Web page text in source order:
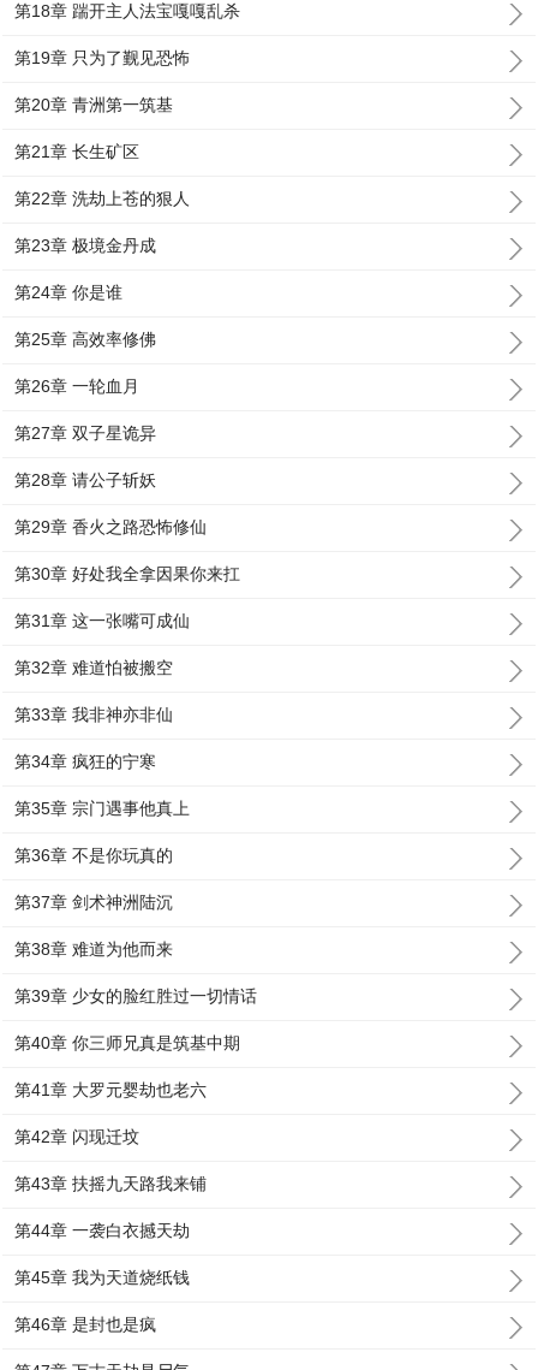
第18章 踹开主人法宝嘎嘎乱杀
第19章 只为了觐见恐怖
第20章 青洲第一筑基
第21章 长生矿区
第22章 洗劫上苍的狠人
第23章 极境金丹成
第24章 你是谁
第25章 高效率修佛
第26章 一轮血月
第27章 双子星诡异
第28章 请公子斩妖
第29章 香火之路恐怖修仙
第30章 好处我全拿因果你来扛
第31章 这一张嘴可成仙
第32章 难道怕被搬空
第33章 我非神亦非仙
第34章 疯狂的宁寒
第35章 宗门遇事他真上
第36章 不是你玩真的
第37章 剑术神洲陆沉
第38章 难道为他而来
第39章 少女的脸红胜过一切情话
第40章 你三师兄真是筑基中期
第41章 大罗元婴劫也老六
第42章 闪现迁坟
第43章 扶摇九天路我来铺
第44章 一袭白衣撼天劫
第45章 我为天道烧纸钱
第46章 是封也是疯